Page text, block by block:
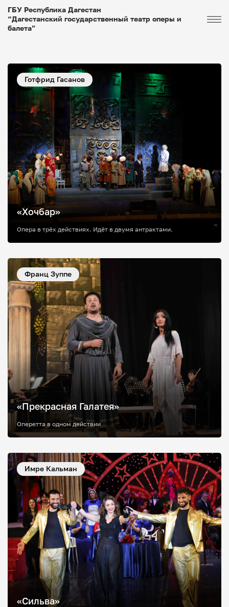
ГБУ Республика Дагестан
“Дагестанский государственный театр оперы и
балета”
Готфрид Гасанов
«Хочбар»
Опера в трёх действиях. Идёт в двумя антрактами.
Франц Зуппе
«Прекрасная Галатея»
Оперетта в одном действии
Имре Кальман
«Сильва»